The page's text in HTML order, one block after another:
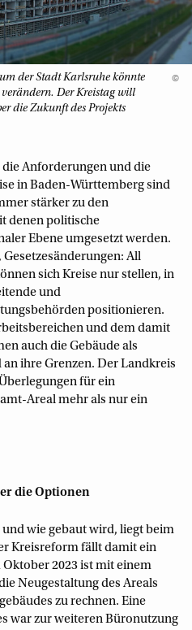
der Stadt Karlsruhe könnte
Der Kreistag will
die Zukunft des Projekts
©
Anforderungen und die
in Baden-Württemberg sind
stärker zu den
denen politische
Ebene umgesetzt werden.
All
sich Kreise nur stellen, in
und
positionieren.
und dem damit
auch die Gebäude als
ihre Grenzen. Der Landkreis
für ein
Areal mehr als nur ein
die Optionen
wie gebaut wird, liegt beim
Kreisreform fällt damit ein
2023 ist mit einem
Neugestaltung des Areals
zu rechnen. Eine
war zur weiteren Büronutzung